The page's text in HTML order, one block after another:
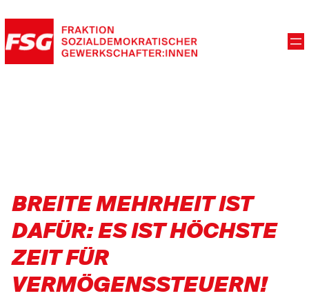
BREITE MEHRHEIT IST
DAFÜR: ES IST HÖCHSTE
ZEIT FÜR
VERMÖGENSSTEUERN!